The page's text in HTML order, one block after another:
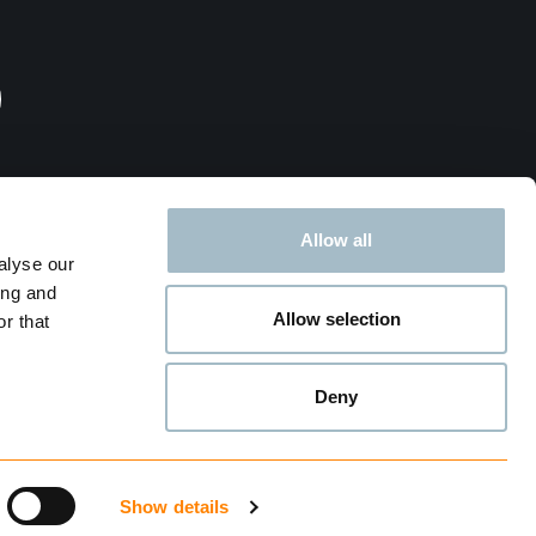
our
and
that
Show details
Allow all
Allow selection
Deny